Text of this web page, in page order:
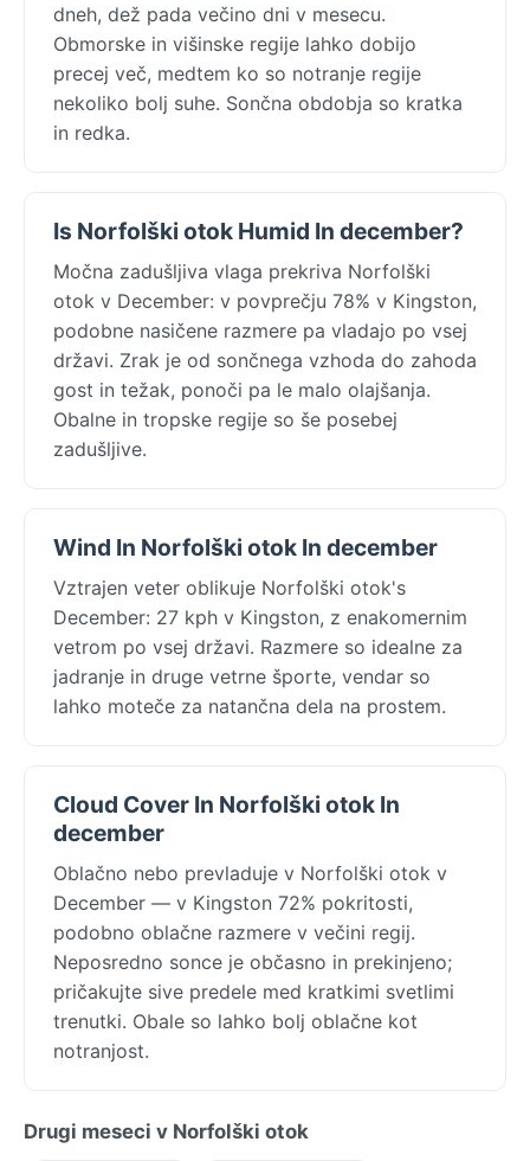
dneh, dež pada večino dni v mesecu.
Obmorske in višinske regije lahko dobijo
precej več, medtem ko so notranje regije
nekoliko bolj suhe. Sončna obdobja so kratka
in redka.
Is Norfolški otok Humid In december?
Močna zadušljiva vlaga prekriva Norfolški
otok v December: v povprečju 78% v Kingston,
podobne nasičene razmere pa vladajo po vsej
državi. Zrak je od sončnega vzhoda do zahoda
gost in težak, ponoči pa le malo olajšanja.
Obalne in tropske regije so še posebej
zadušljive.
Wind In Norfolški otok In december
Vztrajen veter oblikuje Norfolški otok's
December: 27 kph v Kingston, z enakomernim
vetrom po vsej državi. Razmere so idealne za
jadranje in druge vetrne športe, vendar so
lahko moteče za natančna dela na prostem.
Cloud Cover In Norfolški otok In
december
Oblačno nebo prevladuje v Norfolški otok v
December — v Kingston 72% pokritosti,
podobno oblačne razmere v večini regij.
Neposredno sonce je občasno in prekinjeno;
pričakujte sive predele med kratkimi svetlimi
trenutki. Obale so lahko bolj oblačne kot
notranjost.
Drugi meseci v Norfolški otok